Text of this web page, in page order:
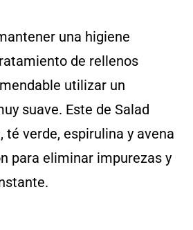
una higiene
de rellenos
utilizar un
suave. Este de Salad
té verde, espirulina y avena
para eliminar impurezas y